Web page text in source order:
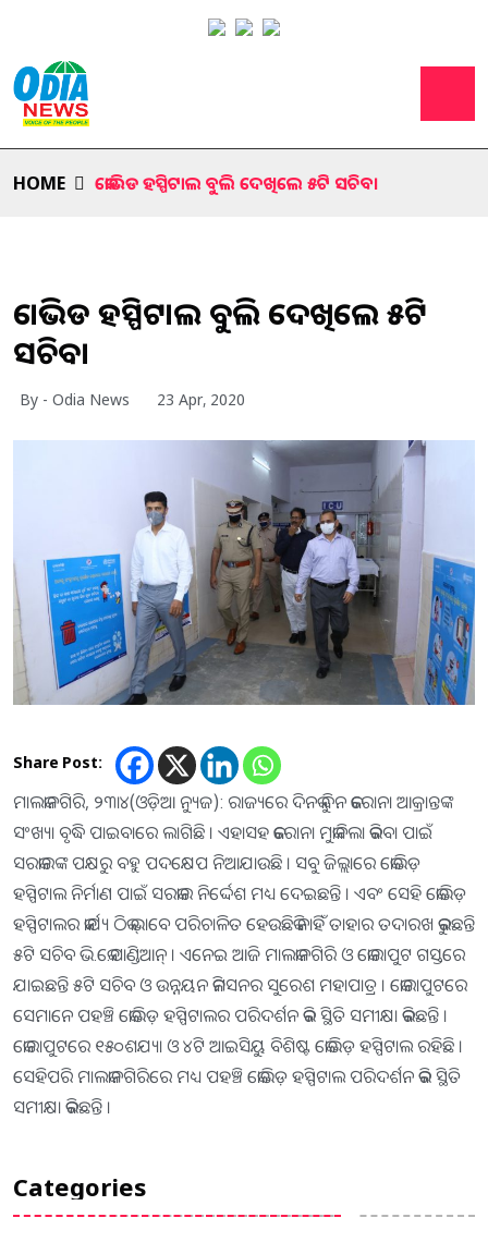
HOME କୋଭିଡ ହସ୍ପିଟାଲ ବୁଲି ଦେଖିଲେ ୫ଟି ସଚିବ।
କୋଭିଡ ହସ୍ପିଟାଲ ବୁଲି ଦେଖିଲେ ୫ଟି
ସଚିବ।
By - Odia News 23 Apr, 2020
Share Post:
ମାଲକାନଗିରି, ୨୩ା୪(ଓଡ଼ିଆ ନ୍ୟୁଜ): ରାଜ୍ୟରେ ଦିନକୁ ଦିନ କରୋନା ଆକ୍ରାନ୍ତଙ୍କ
ସଂଖ୍ୟା ବୃଦ୍ଧି ପାଇବାରେ ଲାଗିଛି । ଏହାସହ କରୋନା ମୁକାବିଲା କରିବା ପାଇଁ
ସରକାରଙ୍କ ପକ୍ଷରୁ ବହୁ ପଦକ୍ଷେପ ନିଆଯାଉଛି । ସବୁ ଜିଲ୍ଲାରେ କୋଭିଡ଼
ହସ୍ପିଟାଲ ନିର୍ମାଣ ପାଇଁ ସରକାର ନିର୍ଦ୍ଦେଶ ମଧ୍ୟ ଦେଇଛନ୍ତି । ଏବଂ ସେହି କୋଭିଡ଼
ହସ୍ପିଟାଲର କାର୍ଯ୍ୟ ଠିକ୍ ଭାବେ ପରିଚାଳିତ ହେଉଛିକି ନାହିଁ ତାହାର ତଦାରଖ କରୁଛନ୍ତି
୫ଟି ସଚିବ ଭି.କେ.ପାଣ୍ଡିଆନ୍ । ଏନେଇ ଆଜି ମାଲକାନଗିରି ଓ କୋରାପୁଟ ଗସ୍ତରେ
ଯାଇଛନ୍ତି ୫ଟି ସଚିବ ଓ ଉନ୍ନୟନ କମିସନର ସୁରେଶ ମହାପାତ୍ର । କୋରାପୁଟରେ
ସେମାନେ ପହଞ୍ଚି କୋଭିଡ଼ ହସ୍ପିଟାଲର ପରିଦର୍ଶନ କରି ସ୍ଥିତି ସମୀକ୍ଷା କରିଛନ୍ତି ।
କୋରାପୁଟରେ ୧୫୦ଶଯ୍ୟା ଓ ୪ଟି ଆଇସିୟୁ ବିଶିଷ୍ଟ କୋଭିଡ଼ ହସ୍ପିଟାଲ ରହିଛି ।
ସେହିପରି ମାଲକାନଗିରିରେ ମଧ୍ୟ ପହଞ୍ଚି କୋଭିଡ଼ ହସ୍ପିଟାଲ ପରିଦର୍ଶନ କରି ସ୍ଥିତି
ସମୀକ୍ଷା କରିଛନ୍ତି ।
Categories